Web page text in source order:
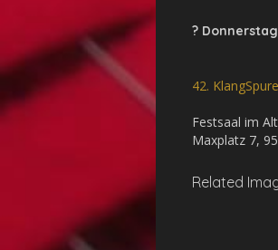
?
42.
Festsaal im
Maxplatz 7,
Related